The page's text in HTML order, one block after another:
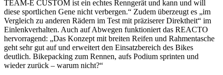
TEAM-E CUSTOM ist ein echtes Renngerät und kann und will
diese sportlichen Gene nicht verbergen.“ Zudem überzeugt es „im
Vergleich zu anderen Rädern im Test mit präziserer Direktheit“ im
Einlenkverhalten. Auch auf Abwegen funktioniert das REACTO
hervorragend: „Das Konzept mit breiten Reifen und Rahmentasche
geht sehr gut auf und erweitert den Einsatzbereich des Bikes
deutlich. Bikepacking zum Rennen, aufs Podium sprinten und
wieder zurück – warum nicht?“